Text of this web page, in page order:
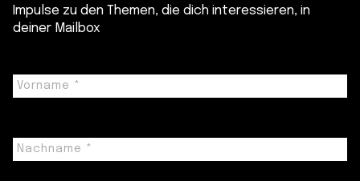
Impulse zu den Themen, die dich interessieren, in
deiner Mailbox